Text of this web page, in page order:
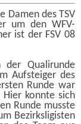
Damen des TSV
um den WFV-
ist der FSV 08
der Qualirunde
Aufsteiger des
Runde war
Hier konnte sich
Runde musste
Bezirksligisten